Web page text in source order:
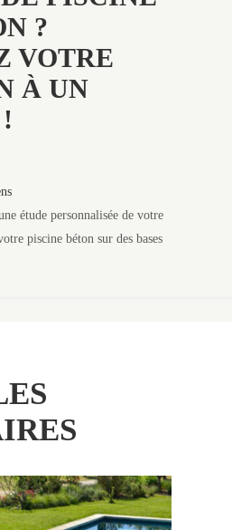
?
VOTRE
À UN
étude personnalisée de votre
piscine béton sur des bases